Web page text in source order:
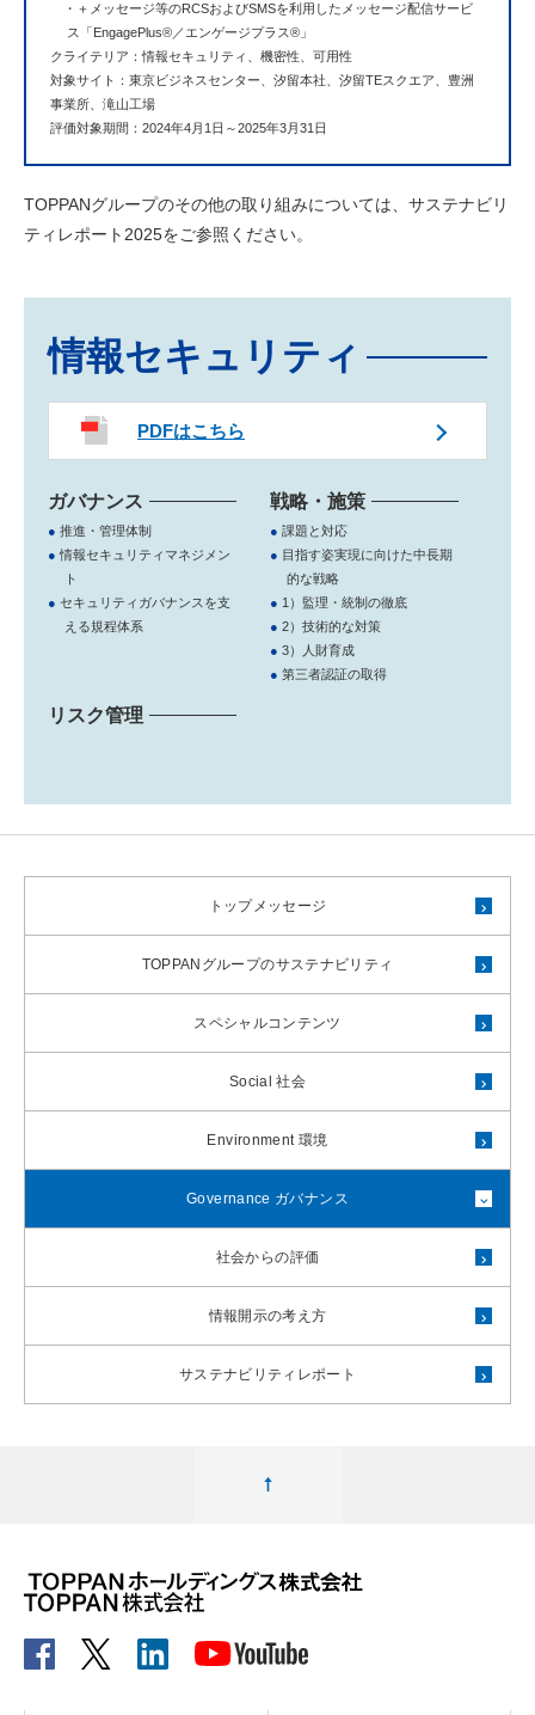
・ ＋メッセージ等のRCSおよびSMSを利用したメッセージ配信サービ
ス「EngagePlus®／エンゲージプラス®」
クライテリア：情報セキュリティ、機密性、可用性
対象サイト：東京ビジネスセンター、汐留本社、汐留TEスクエア、豊洲
事業所、滝山工場
評価対象期間：2024年4月1日～2025年3月31日
TOPPANグループのその他の取り組みについては、サステナビリ
ティレポート2025をご参照ください。
情報セキュリティ
PDFはこちら
ガバナンス
● 推進・管理体制
● 情報セキュリティマネジメン
ト
● セキュリティガバナンスを支
える規程体系
戦略・施策
● 課題と対応
● 目指す姿実現に向けた中長期
的な戦略
● 1）監理・統制の徹底
● 2）技術的な対策
● 3）人財育成
● 第三者認証の取得
リスク管理
トップメッセージ
TOPPANグループのサステナビリティ
スペシャルコンテンツ
Social 社会
Environment 環境
Governance ガバナンス
社会からの評価
情報開示の考え方
サステナビリティレポート